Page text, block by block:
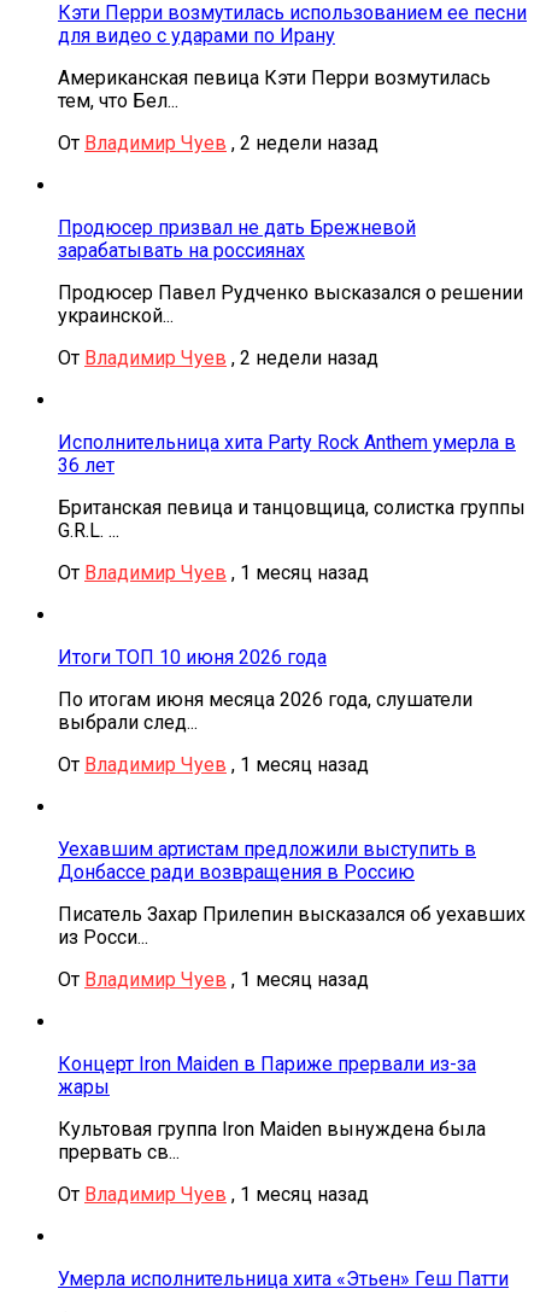
Кэти Перри возмутилась использованием ее песни
для видео с ударами по Ирану
Американская певица Кэти Перри возмутилась
тем, что Бел...
От Владимир Чуев , 2 недели назад
Продюсер призвал не дать Брежневой
зарабатывать на россиянах
Продюсер Павел Рудченко высказался о решении
украинской...
От Владимир Чуев , 2 недели назад
Исполнительница хита Party Rock Anthem умерла в
36 лет
Британская певица и танцовщица, солистка группы
G.R.L. ...
От Владимир Чуев , 1 месяц назад
Итоги ТОП 10 июня 2026 года
По итогам июня месяца 2026 года, слушатели
выбрали след...
От Владимир Чуев , 1 месяц назад
Уехавшим артистам предложили выступить в
Донбассе ради возвращения в Россию
Писатель Захар Прилепин высказался об уехавших
из Росси...
От Владимир Чуев , 1 месяц назад
Концерт Iron Maiden в Париже прервали из-за
жары
Культовая группа Iron Maiden вынуждена была
прервать св...
От Владимир Чуев , 1 месяц назад
Умерла исполнительница хита «Этьен» Геш Патти